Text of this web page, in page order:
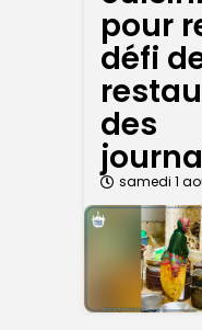
pour
défi
des
samedi 1